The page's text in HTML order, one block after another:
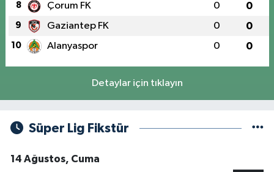
8 Çorum FK 0 0
9 Gaziantep FK 0 0
10 Alanyaspor 0 0
Detaylar için tıklayın
Süper Lig Fikstür
14 Ağustos, Cuma